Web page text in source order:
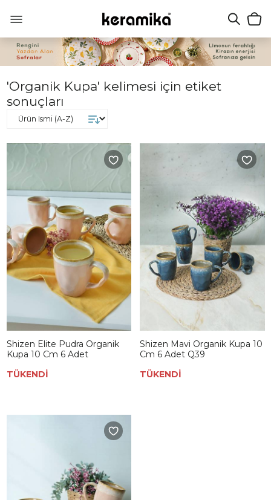
'Organik Kupa' kelimesi için etiket
sonuçları
Shizen Elite Pudra Organik
Kupa 10 Cm 6 Adet
TÜKENDİ
Shizen Mavi Organik Kupa 10
Cm 6 Adet Q39
TÜKENDİ